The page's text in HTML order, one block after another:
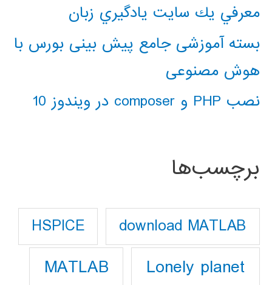
معرفي يك سايت يادگيري زبان
بسته آموزشی جامع پیش بینی بورس با
هوش مصنوعی
نصب PHP و composer در ویندوز 10
برچسب‌ها
download MATLAB
HSPICE
Lonely planet
MATLAB